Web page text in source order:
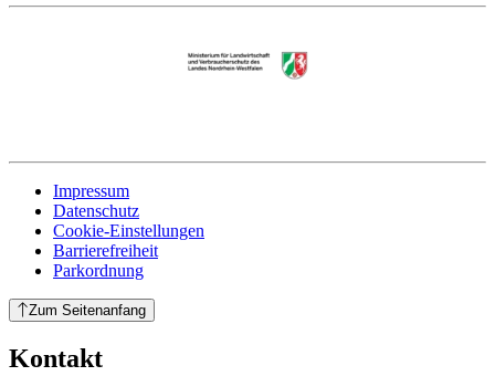
Impressum
Datenschutz
Cookie-Einstellungen
Barrierefreiheit
Parkordnung
Zum Seitenanfang
Kontakt